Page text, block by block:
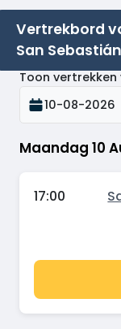
Vertrekbord
San
Maandag 10
Toon vertrekken
10-08-2026
17:00